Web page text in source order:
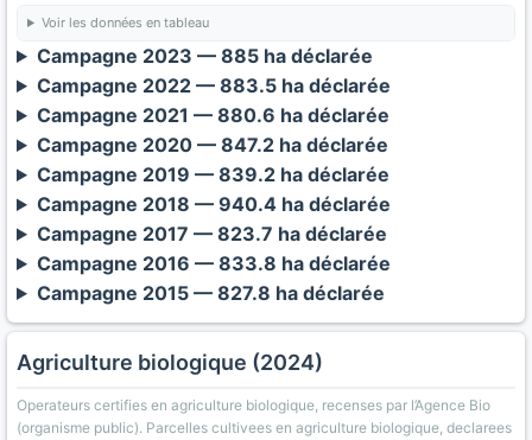
Voir les données en tableau
Campagne 2023 — 885 ha déclarée
Campagne 2022 — 883.5 ha déclarée
Campagne 2021 — 880.6 ha déclarée
Campagne 2020 — 847.2 ha déclarée
Campagne 2019 — 839.2 ha déclarée
Campagne 2018 — 940.4 ha déclarée
Campagne 2017 — 823.7 ha déclarée
Campagne 2016 — 833.8 ha déclarée
Campagne 2015 — 827.8 ha déclarée
Agriculture biologique (2024)
Operateurs certifies en agriculture biologique, recenses par l’Agence Bio
(organisme public). Parcelles cultivees en agriculture biologique, declarees